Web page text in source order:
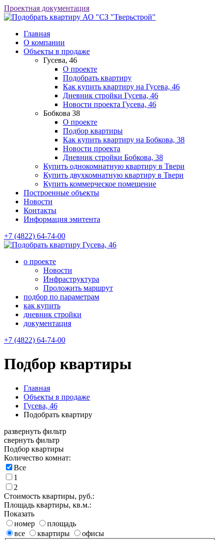
Проектная документация
АО "СЗ "Тверьстрой"
Главная
О компании
Объекты в продаже
Гусева, 46
О проекте
Подобрать квартиру
Как купить квартиру на Гусева, 46
Дневник стройки Гусева, 46
Новости проекта Гусева, 46
Бобкова 38
О проекте
Подбор квартиры
Как купить квартиру на Бобкова, 38
Новости проекта
Дневник стройки Бобкова, 38
Купить однокомнатную квартиру в Твери
Купить двухкомнатную квартиру в Твери
Купить коммерческое помещение
Построенные объекты
Новости
Контакты
Информация эмитента
+7 (4822) 64-74-00
Гусева, 46
о проекте
Новости
Инфраструктура
Проложить маршрут
подбор по параметрам
как купить
дневник стройки
документация
+7 (4822) 64-74-00
Подбор квартиры
Главная
Объекты в продаже
Гусева, 46
Подобрать квартиру
развернуть фильтр
свернуть фильтр
Подбор квартиры
Количество комнат:
Все
1
2
Стоимость квартиры, руб.:
Площадь квартиры, кв.м.:
Показать
номер
площадь
все
квартиры офисы